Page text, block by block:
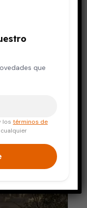
tu Salud
que
lostérminos de